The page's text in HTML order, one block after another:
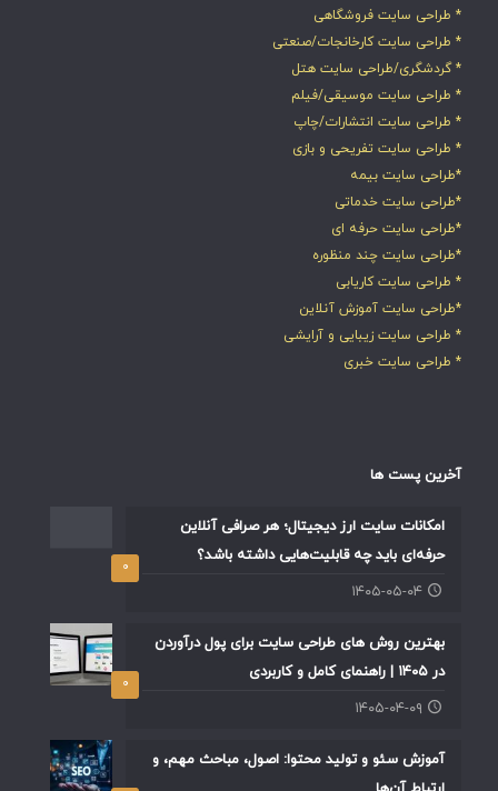
* طراحی سایت فروشگاهی
* طراحی سایت کارخانجات/صنعتی
* گردشگری/طراحی سایت هتل
* طراحی سایت موسیقی/فیلم
* طراحی سایت انتشارات/چاپ
* طراحی سایت تفریحی و بازی
*طراحی سایت بیمه
*طراحی سایت خدماتی
*طراحی سایت حرفه ای
*طراحی سایت چند منظوره
* طراحی سایت کاریابی
*طراحی سایت آموزش آنلاین
* طراحی سایت زیبایی و آرایشی
* طراحی سایت خبری
آخرین پست ها
۰
امکانات سایت ارز دیجیتال؛ هر صرافی آنلاین
حرفه‌ای باید چه قابلیت‌هایی داشته باشد؟
۱۴۰۵-۰۵-۰۴
۰
بهترین روش های طراحی سایت برای پول درآوردن
در ۱۴۰۵ | راهنمای کامل و کاربردی
۱۴۰۵-۰۴-۰۹
آموزش سئو و تولید محتوا: اصول، مباحث مهم، و